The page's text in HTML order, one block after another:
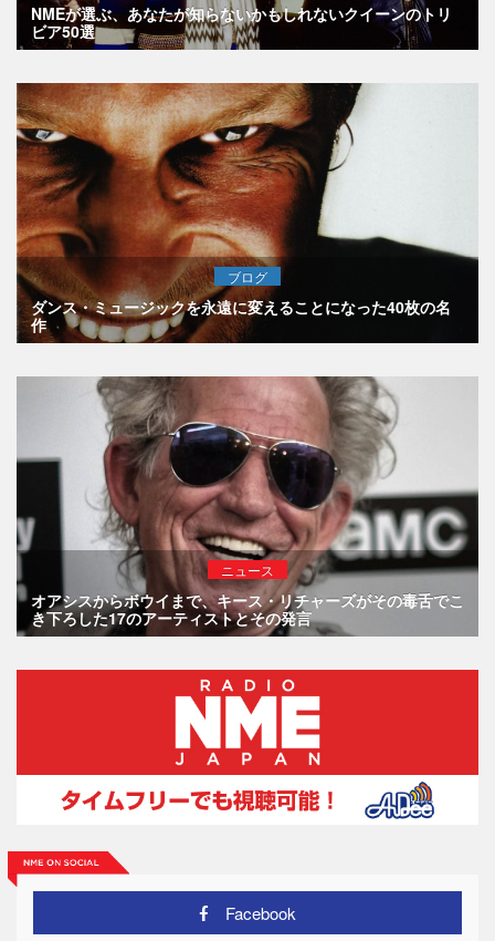
NMEが選ぶ、あなたが知らないかもしれないクイーンのトリ
ビア50選
ブログ
ダンス・ミュージックを永遠に変えることになった40枚の名
作
ニュース
オアシスからボウイまで、キース・リチャーズがその毒舌でこ
き下ろした17のアーティストとその発言
Facebook